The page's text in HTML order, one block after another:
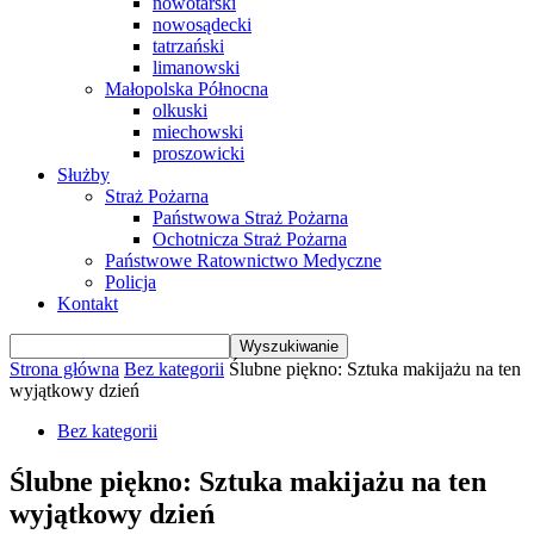
nowosądecki
tatrzański
limanowski
Małopolska Północna
olkuski
miechowski
proszowicki
Służby
Straż Pożarna
Państwowa Straż Pożarna
Ochotnicza Straż Pożarna
Państwowe Ratownictwo Medyczne
Policja
Kontakt
Strona główna Bez kategorii Ślubne piękno: Sztuka makijażu na ten
wyjątkowy dzień
Bez kategorii
Ślubne piękno: Sztuka makijażu na ten
wyjątkowy dzień